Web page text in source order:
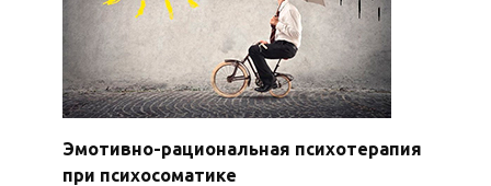
Эмотивно-рациональная психотерапия
при психосоматике